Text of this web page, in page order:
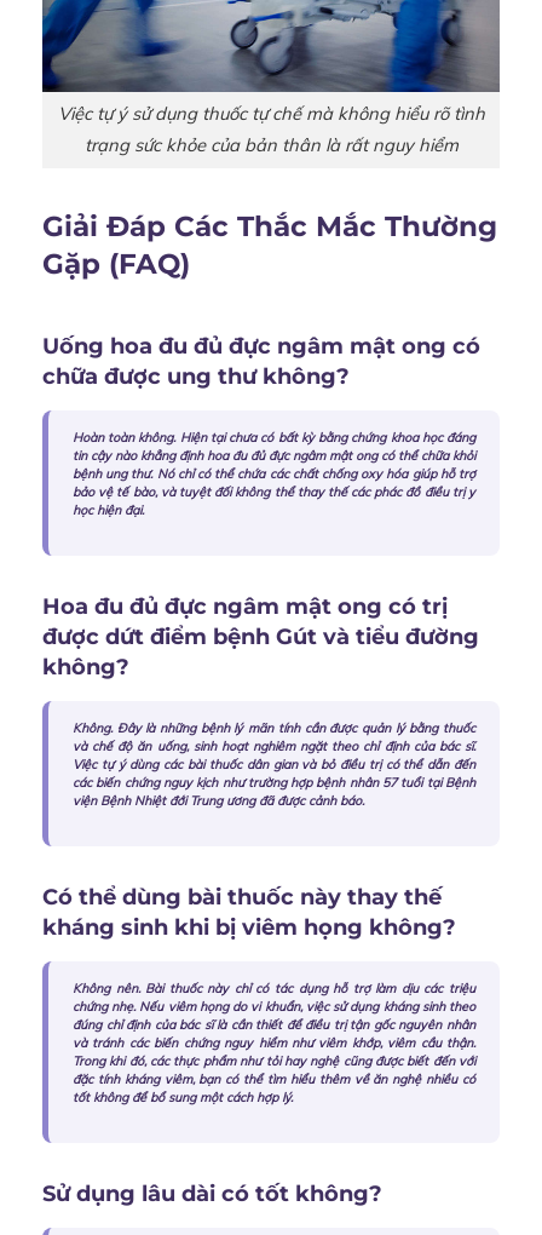
Việc tự ý sử dụng thuốc tự chế mà không hiểu rõ tình
trạng sức khỏe của bản thân là rất nguy hiểm
Giải Đáp Các Thắc Mắc Thường
Gặp (FAQ)
Uống hoa đu đủ đực ngâm mật ong có
chữa được ung thư không?
Hoàn toàn không. Hiện tại chưa có bất kỳ bằng chứng khoa học đáng
tin cậy nào khẳng định hoa đu đủ đực ngâm mật ong có thể chữa khỏi
bệnh ung thư. Nó chỉ có thể chứa các chất chống oxy hóa giúp hỗ trợ
bảo vệ tế bào, và tuyệt đối không thể thay thế các phác đồ điều trị y
học hiện đại.
Hoa đu đủ đực ngâm mật ong có trị
được dứt điểm bệnh Gút và tiểu đường
không?
Không. Đây là những bệnh lý mãn tính cần được quản lý bằng thuốc
và chế độ ăn uống, sinh hoạt nghiêm ngặt theo chỉ định của bác sĩ.
Việc tự ý dùng các bài thuốc dân gian và bỏ điều trị có thể dẫn đến
các biến chứng nguy kịch như trường hợp bệnh nhân 57 tuổi tại Bệnh
viện Bệnh Nhiệt đới Trung ương đã được cảnh báo.
Có thể dùng bài thuốc này thay thế
kháng sinh khi bị viêm họng không?
Không nên. Bài thuốc này chỉ có tác dụng hỗ trợ làm dịu các triệu
chứng nhẹ. Nếu viêm họng do vi khuẩn, việc sử dụng kháng sinh theo
đúng chỉ định của bác sĩ là cần thiết để điều trị tận gốc nguyên nhân
và tránh các biến chứng nguy hiểm như viêm khớp, viêm cầu thận.
Trong khi đó, các thực phẩm như tỏi hay nghệ cũng được biết đến với
đặc tính kháng viêm, bạn có thể tìm hiểu thêm về ăn nghệ nhiều có
tốt khôngđể bổ sung một cách hợp lý.
Sử dụng lâu dài có tốt không?